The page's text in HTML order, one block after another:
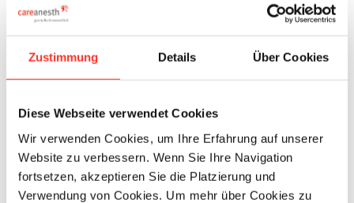
Zustimmung Details Über Cookies
Diese Webseite verwendet Cookies
Wir verwenden Cookies, um Ihre Erfahrung auf unserer
Website zu verbessern. Wenn Sie Ihre Navigation
fortsetzen, akzeptieren Sie die Platzierung und
Verwendung von Cookies. Um mehr über Cookies zu
Ort
Mobilenummer
E-Mail